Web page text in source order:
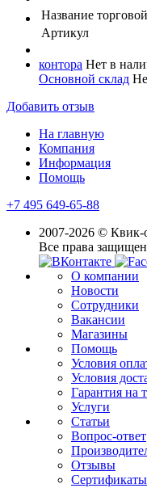
Название
Артикул
контора Нет в
Основной склад
Добавить отзыв
На главную
Компания
Информация
Помощь
+7 495 649-65-88
2007-2026 © Квик-
Все права
О компании
Новости
Сотрудники
Вакансии
Магазины
Помощь
Условия
Условия
Гарантия на
Услуги
Статьи
Вопрос-ответ
Отзывы
Сертификаты